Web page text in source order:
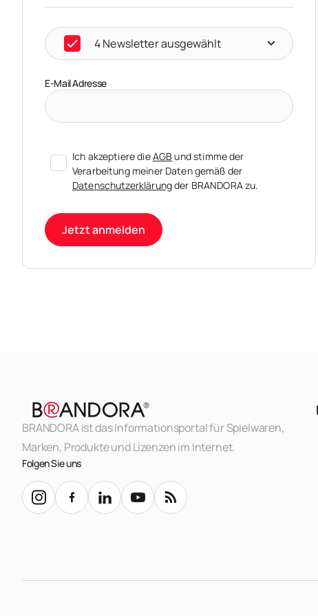
4 Newsletter ausgewählt
E-Mail Adresse
Ich akzeptiere dieAGBund stimme der
Verarbeitung meiner Daten gemäß der
Datenschutzerklärungder BRANDORA zu.
Jetzt anmelden
BRANDORA ist das Informationsportal für Spielwaren,
Marken, Produkte und Lizenzen im Internet.
Folgen Sie uns